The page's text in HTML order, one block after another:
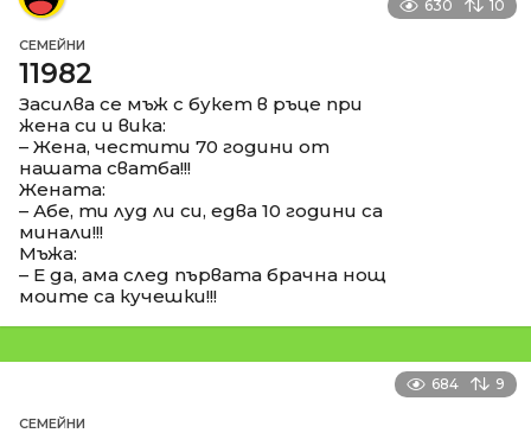
630 10
СЕМЕЙНИ
11982
Засилва се мъж с букет в ръце при
жена си и вика:
– Жена, честити 70 години от
нашата сватба!!!
Жената:
– Абе, ти луд ли си, едва 10 години са
минали!!!
Мъжа:
– Е да, ама след първата брачна нощ
моите са кучешки!!!
684 9
СЕМЕЙНИ